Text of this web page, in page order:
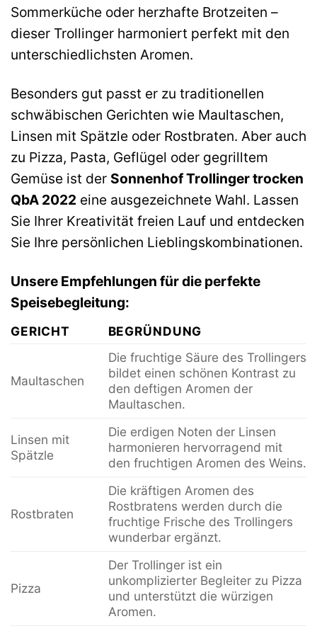
Sommerküche oder herzhafte Brotzeiten –
dieser Trollinger harmoniert perfekt mit den
unterschiedlichsten Aromen.
Besonders gut passt er zu traditionellen
schwäbischen Gerichten wie Maultaschen,
Linsen mit Spätzle oder Rostbraten. Aber auch
zu Pizza, Pasta, Geflügel oder gegrilltem
Gemüse ist der Sonnenhof Trollinger trocken
QbA 2022 eine ausgezeichnete Wahl. Lassen
Sie Ihrer Kreativität freien Lauf und entdecken
Sie Ihre persönlichen Lieblingskombinationen.
Unsere Empfehlungen für die perfekte
Speisebegleitung:
GERICHT BEGRÜNDUNG
Maultaschen
Die fruchtige Säure des Trollingers
bildet einen schönen Kontrast zu
den deftigen Aromen der
Maultaschen.
Linsen mit
Spätzle
Die erdigen Noten der Linsen
harmonieren hervorragend mit
den fruchtigen Aromen des Weins.
Rostbraten
Die kräftigen Aromen des
Rostbratens werden durch die
fruchtige Frische des Trollingers
wunderbar ergänzt.
Pizza
Der Trollinger ist ein
unkomplizierter Begleiter zu Pizza
und unterstützt die würzigen
Aromen.